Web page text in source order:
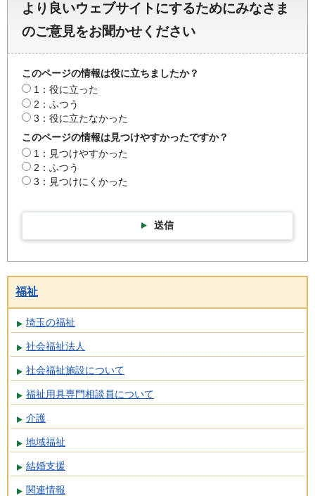
より良いウェブサイトにするためにみなさま
のご意見をお聞かせください
このページの情報は役に立ちましたか？
1：役に立った
2：ふつう
3：役に立たなかった
このページの情報は見つけやすかったですか？
1：見つけやすかった
2：ふつう
3：見つけにくかった
送信
福祉
埼玉の福祉
社会福祉法人
社会福祉施設について
福祉用具専門相談員について
介護
地域福祉
結婚支援
関連情報